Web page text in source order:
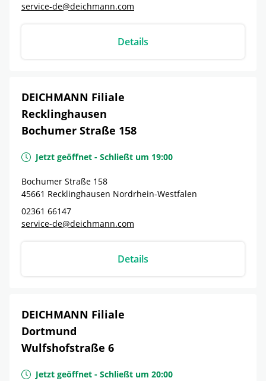
service-de@deichmann.com
Details
DEICHMANN Filiale
Recklinghausen
Bochumer Straße 158
Jetzt geöffnet - Schließt um 19:00
Bochumer Straße 158
45661 Recklinghausen Nordrhein-Westfalen
02361 66147
service-de@deichmann.com
Details
DEICHMANN Filiale
Dortmund
Wulfshofstraße 6
Jetzt geöffnet - Schließt um 20:00